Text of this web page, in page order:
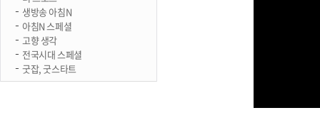
생방송 아침N
아침N 스페셜
고향 생각
전국시대 스페셜
굿잡, 굿스타트